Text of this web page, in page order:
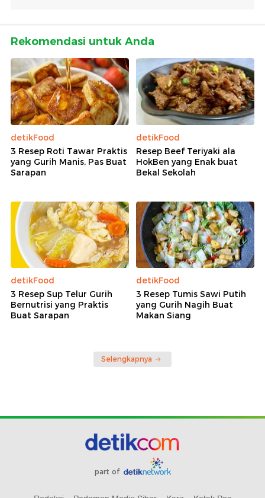
Rekomendasi untuk Anda
detikFood
3 Resep Roti Tawar Praktis
yang Gurih Manis, Pas Buat
Sarapan
detikFood
Resep Beef Teriyaki ala
HokBen yang Enak buat
Bekal Sekolah
detikFood
3 Resep Sup Telur Gurih
Bernutrisi yang Praktis
Buat Sarapan
detikFood
3 Resep Tumis Sawi Putih
yang Gurih Nagih Buat
Makan Siang
Selengkapnya
part of